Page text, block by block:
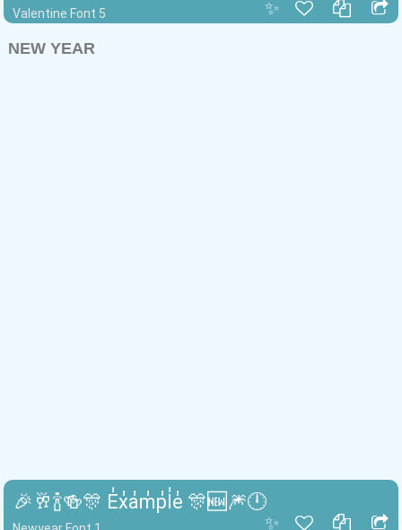
✨
Valentine Font 5
NEW YEAR
✨
🎉🥂🍾🍻🎊 E̾x̾a̾m̾p̾l̾e̾ 🎊🆕🎆🕛